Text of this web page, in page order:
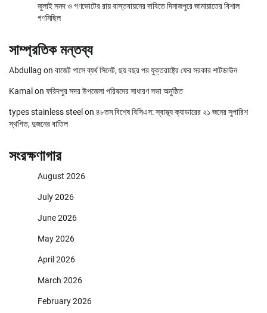
জুলাই সনদ ও গণভোটের রায় বাস্তবায়নের দাবিতে দিনাজপুরে জামায়াতের বিশাল
গণমিছিল
সাম্প্রতিক মন্তব্য
Abdullag on বাজেট পাসে ব্যর্থ সিনেট, ছয় বছর পর যুক্তরাষ্ট্রে ফের সরকার শাটডাউন
Kamal on ফরিদপুর সদর উপজেলা পরিষদের সাধারণ সভা অনুষ্ঠিত
types stainless steel on ৪৮তম বিশেষ বিসিএস: স্বাস্থ্য ক্যাডারের ২১ জনের সুপারিশ
স্থগিত, দুজনের বাতিল
সংরক্ষণাগার
August 2026
July 2026
June 2026
May 2026
April 2026
March 2026
February 2026